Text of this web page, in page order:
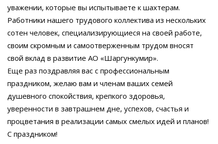
уважении, которые вы испытываете к шахтерам.
Работники нашего трудового коллектива из нескольких
сотен человек, специализирующиеся на своей работе,
своим скромным и самоотверженным трудом вносят
свой вклад в развитие АО «Шаргункумир».
Еще раз поздравляя вас с профессиональным
праздником, желаю вам и членам ваших семей
душевного спокойствия, крепкого здоровья,
уверенности в завтрашнем дне, успехов, счастья и
процветания в реализации самых смелых идей и планов!
С праздником!